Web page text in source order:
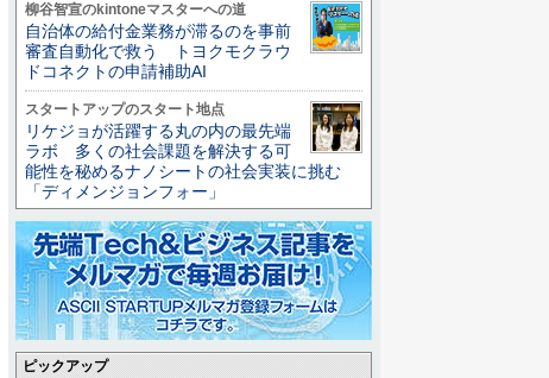
柳谷智宣のkintoneマスターへの道
自治体の給付金業務が滞るのを事前
審査自動化で救う トヨクモクラウ
ドコネクトの申請補助AI
スタートアップのスタート地点
リケジョが活躍する丸の内の最先端
ラボ 多くの社会課題を解決する可
能性を秘めるナノシートの社会実装に挑む
「ディメンジョンフォー」
ピックアップ